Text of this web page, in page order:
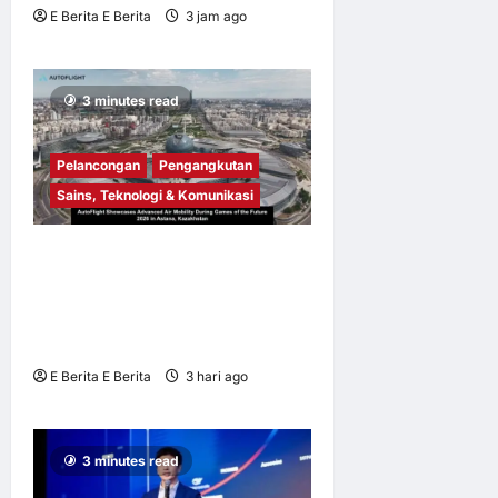
E Berita E Berita 3 jam ago
3 minutes read
Pelancongan
Pengangkutan
Sains, Teknologi & Komunikasi
E Berita E Berita 3 hari ago
3 minutes read